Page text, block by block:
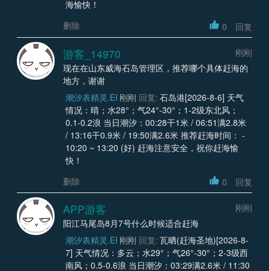
海愉快！
删除
0 回复
游客_14970
刚刚
现在在山东威海石岛管理区，推荐哪个具体赶海的
地方，谢谢
潮汐表精灵.EI 刚刚 回复: 石岛港[2026-8-6] 天气
情况：晴；水28°；气24°-30°；1-2级东北风；
0.1-0.2浪 当日潮汐：00:28干1米 / 06:51满2.8米
/ 13:16干0.9米 / 19:50满2.6米 推荐赶海时间： -
10:20 ~ 13:20 (好) 赶海注意安全，祝你赶海愉
快！
删除
0 回复
APP游客
刚刚
阳江马尾岛8月7号什么时候适合赶海
潮汐表精灵.EI 刚刚 回复: 瓦晒(赶海圣地)[2026-8-
7] 天气情况：多云；水29°；气26°-30°；2-3级西
南风；0.5-0.6浪 当日潮汐：03:29满2.6米 / 11:30